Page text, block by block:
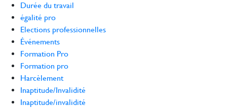
Durée du travail
égalité pro
Elections professionnelles
Événements
Formation Pro
Formation pro
Harcèlement
Inaptitude/Invalidité
Inaptitude/invalidité